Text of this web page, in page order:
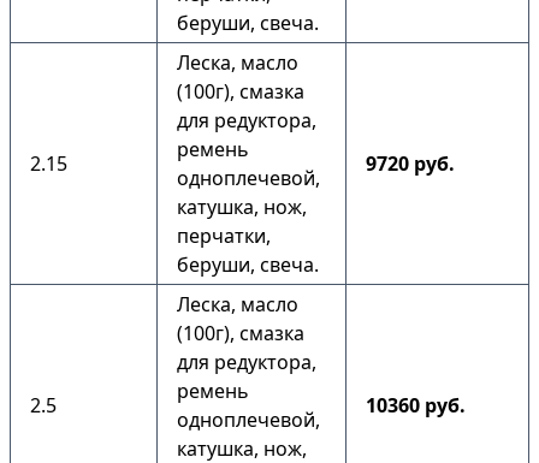
беруши, свеча.
2.15
Леска, масло
(100г), смазка
для редуктора,
ремень
одноплечевой,
катушка, нож,
перчатки,
беруши, свеча.
9720 руб.
2.5
Леска, масло
(100г), смазка
для редуктора,
ремень
одноплечевой,
катушка, нож,
10360 руб.